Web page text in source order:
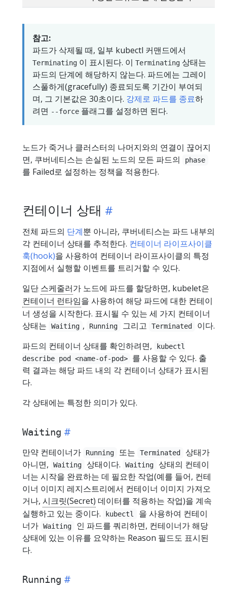
참고:
파드가 삭제될 때, 일부 kubectl 커맨드에서
Terminating 이 표시된다. 이 Terminating 상태는
파드의 단계에 해당하지 않는다. 파드에는 그레이
스풀하게(gracefully) 종료되도록 기간이 부여되
며, 그 기본값은 30초이다. 강제로 파드를 종료하
려면 --force 플래그를 설정하면 된다.
노드가 죽거나 클러스터의 나머지와의 연결이 끊어지
면, 쿠버네티스는 손실된 노드의 모든 파드의
phase
를 Failed로 설정하는 정책을 적용한다.
컨테이너 상태
전체 파드의 단계뿐 아니라, 쿠버네티스는 파드 내부의
각 컨테이너 상태를 추적한다. 컨테이너 라이프사이클
훅(hook)을 사용하여 컨테이너 라이프사이클의 특정
지점에서 실행할 이벤트를 트리거할 수 있다.
일단 스케줄러가 노드에 파드를 할당하면, kubelet은
컨테이너 런타임을 사용하여 해당 파드에 대한 컨테이
너 생성을 시작한다. 표시될 수 있는 세 가지 컨테이너
상태는
Waiting , Running 그리고 Terminated
이다.
파드의 컨테이너 상태를 확인하려면,
kubectl
describe pod <name-of-pod>
를 사용할 수 있다. 출
력 결과는 해당 파드 내의 각 컨테이너 상태가 표시된
다.
각 상태에는 특정한 의미가 있다.
Waiting
만약 컨테이너가
Running 또는 Terminated
상태가
아니면,
Waiting 상태이다. Waiting
상태의 컨테이
너는 시작을 완료하는 데 필요한 작업(예를 들어, 컨테
이너 이미지 레지스트리에서 컨테이너 이미지 가져오
거나, 시크릿(Secret) 데이터를 적용하는 작업)을 계속
실행하고 있는 중이다.
kubectl
을 사용하여 컨테이
너가 Waiting
인 파드를 쿼리하면, 컨테이너가 해당
상태에 있는 이유를 요약하는 Reason 필드도 표시된
다.
Running